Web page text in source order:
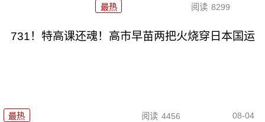
最热 阅读 8299
731！特高课还魂！高市早苗两把火烧穿日本国运
最热 阅读 4456 08-04